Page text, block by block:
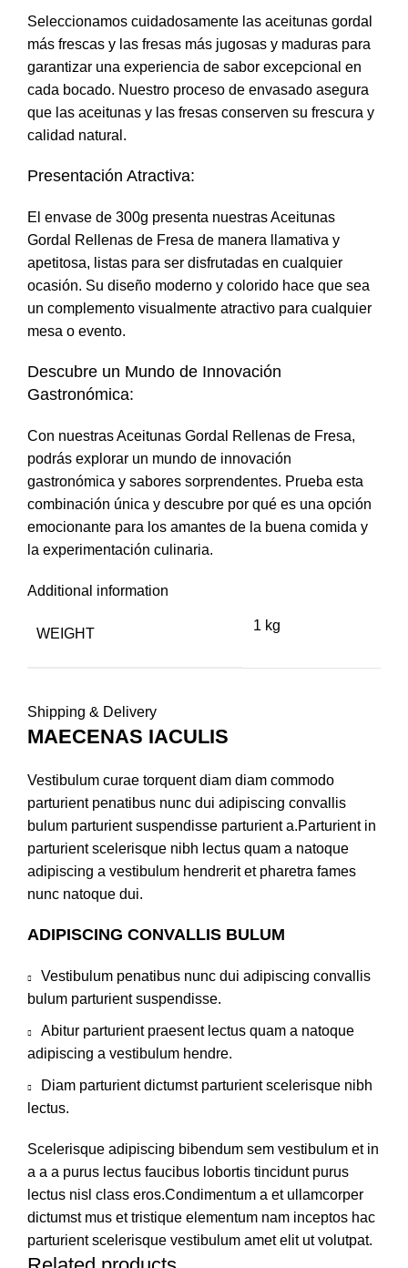
Seleccionamos cuidadosamente las aceitunas gordal
más frescas y las fresas más jugosas y maduras para
garantizar una experiencia de sabor excepcional en
cada bocado. Nuestro proceso de envasado asegura
que las aceitunas y las fresas conserven su frescura y
calidad natural.
Presentación Atractiva:
El envase de 300g presenta nuestras Aceitunas
Gordal Rellenas de Fresa de manera llamativa y
apetitosa, listas para ser disfrutadas en cualquier
ocasión. Su diseño moderno y colorido hace que sea
un complemento visualmente atractivo para cualquier
mesa o evento.
Descubre un Mundo de Innovación
Gastronómica:
Con nuestras Aceitunas Gordal Rellenas de Fresa,
podrás explorar un mundo de innovación
gastronómica y sabores sorprendentes. Prueba esta
combinación única y descubre por qué es una opción
emocionante para los amantes de la buena comida y
la experimentación culinaria.
Additional information
WEIGHT
1 kg
Shipping & Delivery
MAECENAS IACULIS
Vestibulum curae torquent diam diam commodo
parturient penatibus nunc dui adipiscing convallis
bulum parturient suspendisse parturient a.Parturient in
parturient scelerisque nibh lectus quam a natoque
adipiscing a vestibulum hendrerit et pharetra fames
nunc natoque dui.
ADIPISCING CONVALLIS BULUM
Vestibulum penatibus nunc dui adipiscing convallis
bulum parturient suspendisse.
Abitur parturient praesent lectus quam a natoque
adipiscing a vestibulum hendre.
Diam parturient dictumst parturient scelerisque nibh
lectus.
Scelerisque adipiscing bibendum sem vestibulum et in
a a a purus lectus faucibus lobortis tincidunt purus
lectus nisl class eros.Condimentum a et ullamcorper
dictumst mus et tristique elementum nam inceptos hac
parturient scelerisque vestibulum amet elit ut volutpat.